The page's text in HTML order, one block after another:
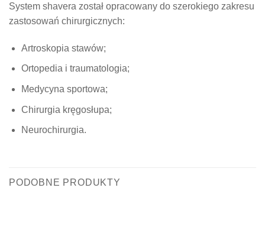
System shavera został opracowany do szerokiego zakresu
zastosowań chirurgicznych:
Artroskopia stawów;
Ortopedia i traumatologia;
Medycyna sportowa;
Chirurgia kręgosłupa;
Neurochirurgia.
PODOBNE PRODUKTY